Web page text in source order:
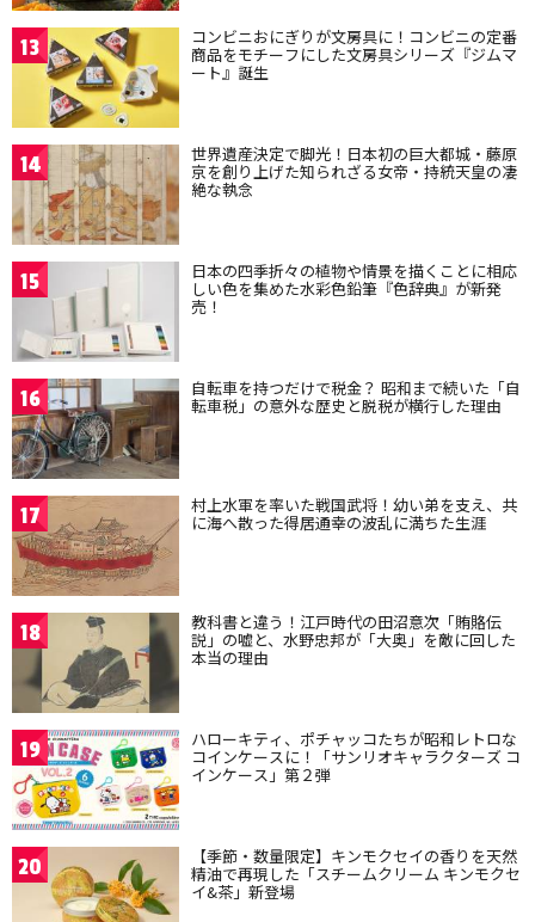
13 コンビニおにぎりが文房具に！コンビニの定番
商品をモチーフにした文房具シリーズ『ジムマ
ート』誕生
14 世界遺産決定で脚光！日本初の巨大都城・藤原
京を創り上げた知られざる女帝・持統天皇の凄
絶な執念
15 日本の四季折々の植物や情景を描くことに相応
しい色を集めた水彩色鉛筆『色辞典』が新発
売！
16 自転車を持つだけで税金？ 昭和まで続いた「自
転車税」の意外な歴史と脱税が横行した理由
17 村上水軍を率いた戦国武将！幼い弟を支え、共
に海へ散った得居通幸の波乱に満ちた生涯
18 教科書と違う！江戸時代の田沼意次「賄賂伝
説」の嘘と、水野忠邦が「大奥」を敵に回した
本当の理由
19 ハローキティ、ポチャッコたちが昭和レトロな
コインケースに！「サンリオキャラクターズ コ
インケース」第２弾
20 【季節・数量限定】キンモクセイの香りを天然
精油で再現した「スチームクリーム キンモクセ
イ&茶」新登場